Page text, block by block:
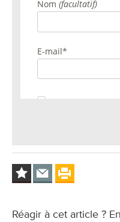
Réagir à cet article ?